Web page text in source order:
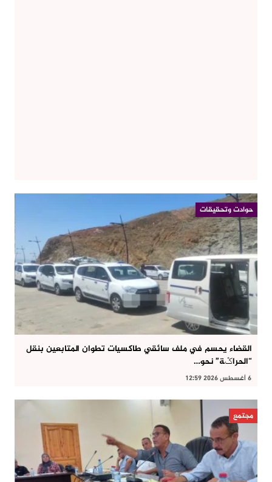
حوادت وتحقيقات
القضاء يحسم في ملف سائقي طاكسيات تطوان المتابعين بنقل
“الحراݣة” نحو…
6 أغسطس 2026 12:59
مجتمع